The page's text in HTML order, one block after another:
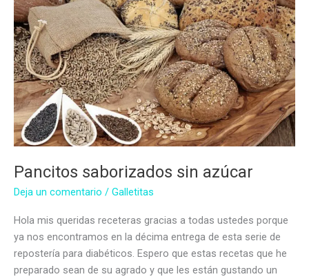
sin
azúcar
Pancitos saborizados sin azúcar
Deja un comentario / Galletitas
Hola mis queridas receteras gracias a todas ustedes porque
ya nos encontramos en la décima entrega de esta serie de
repostería para diabéticos. Espero que estas recetas que he
preparado sean de su agrado y que les están gustando un